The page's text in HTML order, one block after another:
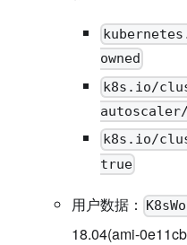
owned
k8s.io/
k8s.io/
true
用户数据：
18.04(ami-